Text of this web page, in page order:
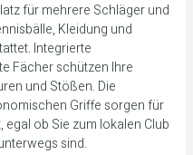
für mehrere Schläger und
Kleidung und
Integrierte
Fächer schützen Ihre
und Stößen. Die
Griffe sorgen für
ob Sie zum lokalen Club
sind.